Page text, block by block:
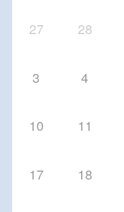
27 28
3 4
10 11
17 18